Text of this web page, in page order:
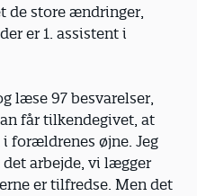
de store ændringer,
er 1. assistent i
læse 97 besvarelser,
får tilkendegivet, at
i forældrenes øjne. Jeg
arbejde, vi lægger
er tilfredse. Men det